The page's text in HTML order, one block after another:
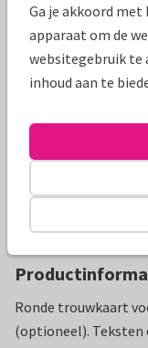
Mooie extra's
Ronde trouwkaart
(optioneel). Teksten
Ga je akkoord met
apparaat om de
websitegebruik te
inhoud aan te